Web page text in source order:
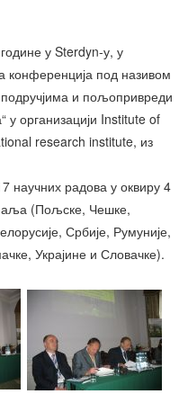
у Sterdyn-у, у
конференција под називом
и пољопривреди
организацији Institute of
research institute, из
научних радова у оквиру 4
(Пољске, Чешке,
Србије, Румуније,
Украјине и Словачке).